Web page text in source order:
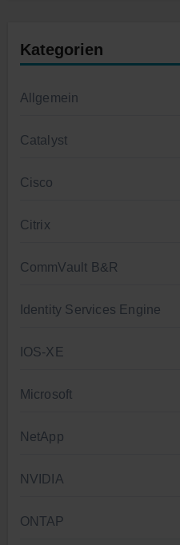
Kategorien
Allgemein
Catalyst
Cisco
Citrix
CommVault B&R
Identity Services Engine
IOS-XE
Microsoft
NetApp
NVIDIA
ONTAP